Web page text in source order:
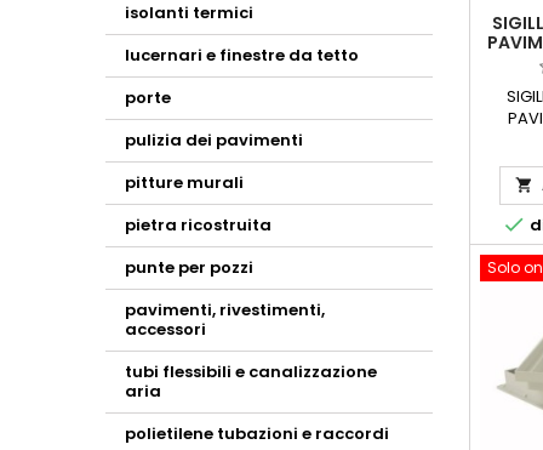
isolanti termici
lucernari e finestre da tetto
porte
pulizia dei pavimenti
pitture murali
pietra ricostruita
punte per pozzi
pavimenti, rivestimenti,
accessori
tubi flessibili e canalizzazione
aria
polietilene tubazioni e raccordi
il
:23 x


Solo